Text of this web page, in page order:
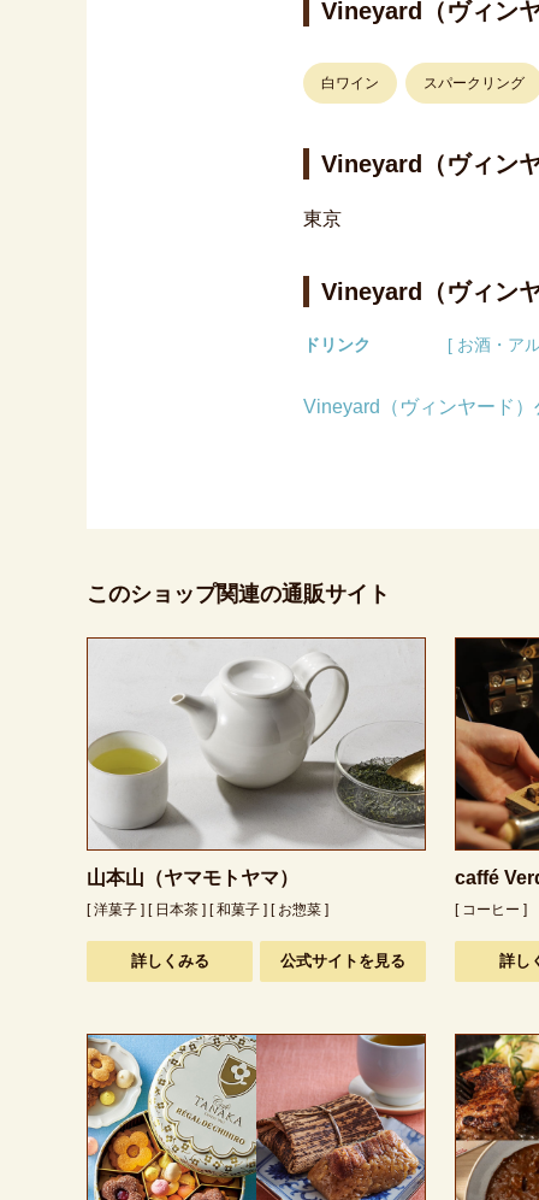
Vineyard（ヴィン
白ワイン スパークリング
Vineyard（ヴィン
東京
Vineyard（ヴィン
ドリンク [ お酒・ア
Vineyard（ヴィンヤード
このショップ関連の通販サイト
山本山（ヤマモトヤマ）
[ 洋菓子 ] [ 日本茶 ] [ 和菓子 ] [ お惣菜 ]
詳しくみる 公式サイトを見る
caffé
[ コーヒー ]
詳し